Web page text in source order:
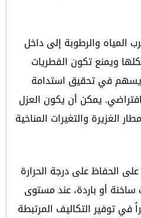
المياه والرطوبة إلى داخل
ويمنع تكون الفطريات
يسهم في تحقيق استدامة
يمكن أن يكون العزل
الغزيرة والتغيرات المناخية
الحفاظ على درجة الحرارة
ساخنة أو باردة، عند مستوى
في توفير التكاليف المرتبطة